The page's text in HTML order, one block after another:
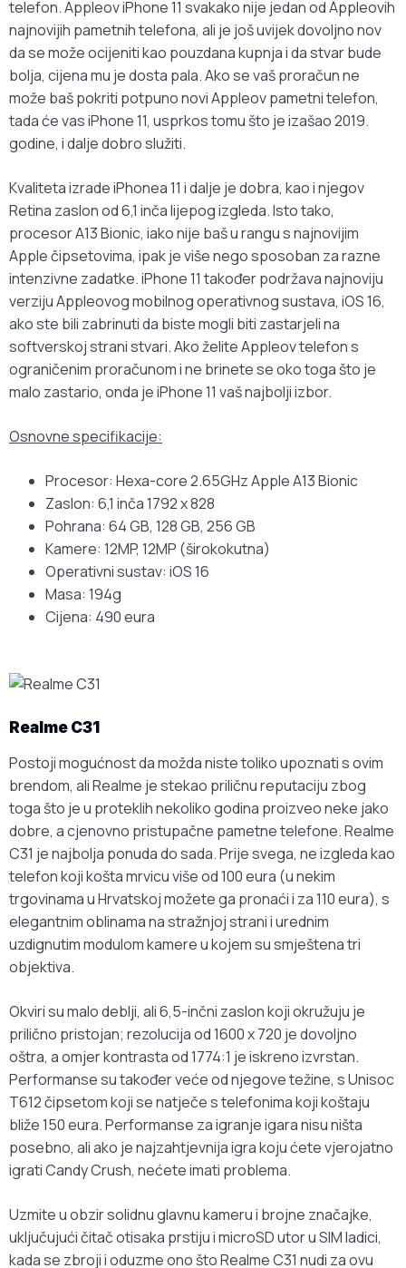
telefon. Appleov iPhone 11 svakako nije jedan od Appleovih
najnovijih pametnih telefona, ali je još uvijek dovoljno nov
da se može ocijeniti kao pouzdana kupnja i da stvar bude
bolja, cijena mu je dosta pala. Ako se vaš proračun ne
može baš pokriti potpuno novi Appleov pametni telefon,
tada će vas iPhone 11, usprkos tomu što je izašao 2019.
godine, i dalje dobro služiti.
Kvaliteta izrade iPhonea 11 i dalje je dobra, kao i njegov
Retina zaslon od 6,1 inča lijepog izgleda. Isto tako,
procesor A13 Bionic, iako nije baš u rangu s najnovijim
Apple čipsetovima, ipak je više nego sposoban za razne
intenzivne zadatke. iPhone 11 također podržava najnoviju
verziju Appleovog mobilnog operativnog sustava, iOS 16,
ako ste bili zabrinuti da biste mogli biti zastarjeli na
softverskoj strani stvari. Ako želite Appleov telefon s
ograničenim proračunom i ne brinete se oko toga što je
malo zastario, onda je iPhone 11 vaš najbolji izbor.
Osnovne specifikacije:
Procesor: Hexa-core 2.65GHz Apple A13 Bionic
Zaslon: 6,1 inča 1792 x 828
Pohrana: 64 GB, 128 GB, 256 GB
Kamere: 12MP, 12MP (širokokutna)
Operativni sustav: iOS 16
Masa: 194g
Cijena: 490 eura
Realme C31
Postoji mogućnost da možda niste toliko upoznati s ovim
brendom, ali Realme je stekao priličnu reputaciju zbog
toga što je u proteklih nekoliko godina proizveo neke jako
dobre, a cjenovno pristupačne pametne telefone. Realme
C31 je najbolja ponuda do sada. Prije svega, ne izgleda kao
telefon koji košta mrvicu više od 100 eura (u nekim
trgovinama u Hrvatskoj možete ga pronaći i za 110 eura), s
elegantnim oblinama na stražnjoj strani i urednim
uzdignutim modulom kamere u kojem su smještena tri
objektiva.
Okviri su malo deblji, ali 6,5-inčni zaslon koji okružuju je
prilično pristojan; rezolucija od 1600 x 720 je dovoljno
oštra, a omjer kontrasta od 1774:1 je iskreno izvrstan.
Performanse su također veće od njegove težine, s Unisoc
T612 čipsetom koji se natječe s telefonima koji koštaju
bliže 150 eura. Performanse za igranje igara nisu ništa
posebno, ali ako je najzahtjevnija igra koju ćete vjerojatno
igrati Candy Crush, nećete imati problema.
Uzmite u obzir solidnu glavnu kameru i brojne značajke,
uključujući čitač otisaka prstiju i microSD utor u SIM ladici,
kada se zbroji i oduzme ono što Realme C31 nudi za ovu